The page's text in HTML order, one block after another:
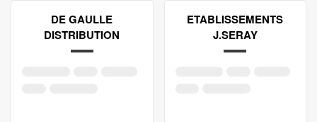
DE GAULLE
DISTRIBUTION
ETABLISSEMENTS
J.SERAY